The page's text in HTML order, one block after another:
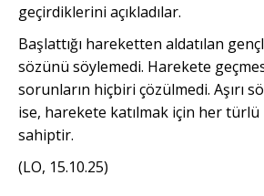
geçirdiklerini açıkladılar.
Başlattığı hareketten aldatılan
sözünü söylemedi. Harekete
sorunların hiçbiri çözülmedi. Aşırı
ise, harekete katılmak için her
sahiptir.
(LO, 15.10.25)